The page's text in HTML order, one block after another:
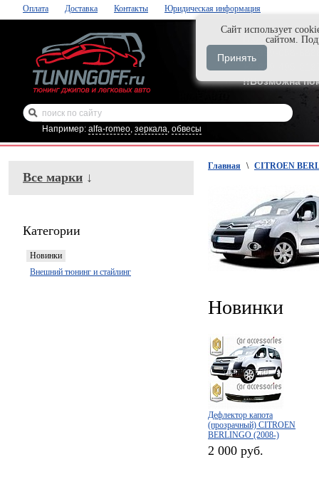
Оплата Доставка Контакты Юридическая информация
Нажми и
+7-929-495-
!!Возможна
Например: alfa-romeo, зеркала, обвесы
Все марки ↓
Категории
Новинки
Внешний тюнинг и стайлинг
Главная \ CITROEN
Новинки
Дефлектор капота
(прозрачный) CITROEN
BERLINGO (2008-)
2 000 руб.
Cайт использует
сайтом.
Принять